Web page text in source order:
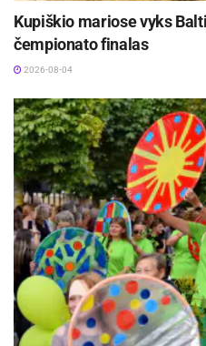
Kupiškio mariose vyks
čempionato finalas
2026-08-04